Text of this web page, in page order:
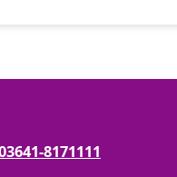
8171111